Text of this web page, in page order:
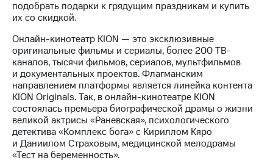
аудит
Рынок
акций
Описание
Программа
приобретения
Порядок
выкупа
акций
Дивиденды
Рынок
облигаций
подобрать подарки к грядущим праздникам и купить
их со скидкой.
Онлайн-кинотеатр KION — это эксклюзивные
оригинальные фильмы и сериалы, более 200 ТВ-
каналов, тысячи фильмов, сериалов, мультфильмов
и документальных проектов. Флагманским
направлением платформы является линейка контента
KION Originals. Так, в онлайн-кинотеатре KION
состоялась премьера биографической драмы о жизни
великой актрисы «Раневская», психологического
детектива «Комплекс бога» с Кириллом Кяро
и Даниилом Страховым, медицинской мелодрамы
«Тест на беременность».